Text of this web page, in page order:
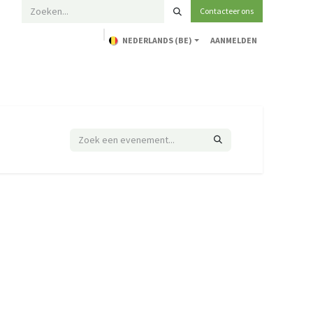
Contacteer ons
NEDERLANDS (BE) AANMELDEN